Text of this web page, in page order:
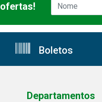
Boletos
Departamentos